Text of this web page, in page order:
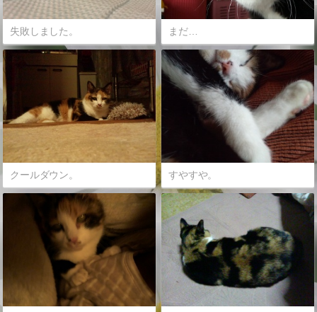
失敗しました。 まだ…
クールダウン。 すやすや。